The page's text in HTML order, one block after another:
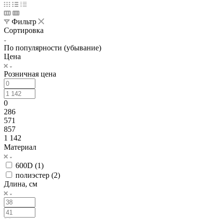
Фильтр
Сортировка
По популярности (убывание)
Цена
Розничная цена
0
286
571
857
1 142
Материал
600D (1)
полиэстер (2)
Длина, см